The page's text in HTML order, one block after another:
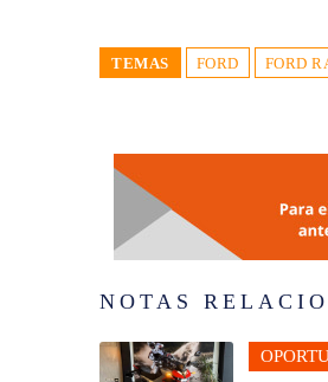
TEMAS FORD FORD
NOTAS